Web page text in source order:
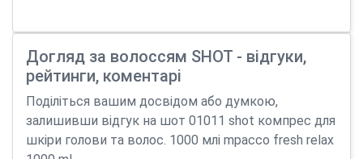
Догляд за волоссям SHOT - відгуки,
рейтинги, коментарі
Поділіться вашим досвідом або думкою,
залишивши відгук на шот 01011 shot компрес для
шкіри голови та волос. 1000 млi mpacco fresh relax